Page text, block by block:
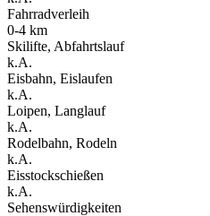
Fahrradverleih
0-4 km
Skilifte, Abfahrtslauf
k.A.
Eisbahn, Eislaufen
k.A.
Loipen, Langlauf
k.A.
Rodelbahn, Rodeln
k.A.
Eisstockschießen
k.A.
Sehenswürdigkeiten